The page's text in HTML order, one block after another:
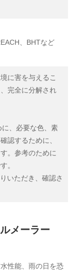
、BHTなど
に害を与えるこ
完全に分解され
、必要な色、素
認するために、
。参考のために
。
いただき、確認さ
メーラー
性能、雨の日を恐